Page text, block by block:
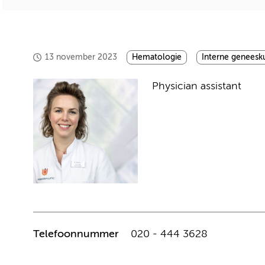
13 november 2023 Hematologie Interne
Physician assistant
Telefoonnummer 020 - 444 3628